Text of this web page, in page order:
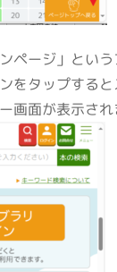
ページ」とい
をタップする
画面が表示され